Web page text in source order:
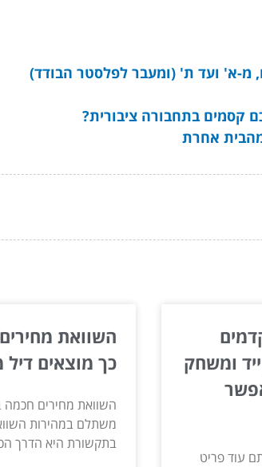
מ-א' ועד ת' (ומעבר לפלסטר הבודד)
קסמים בתחבורה ציבורית?
אחרת
ומשחק
עוד פריט
השוואת
כך מוצאים
השוואת מחירים חכמה
משתלם במהירות
בתקשורת היא הדרך